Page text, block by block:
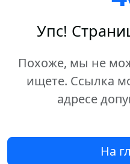
Упс!
Похоже, мы не
ищете. Ссылка
адресе
На